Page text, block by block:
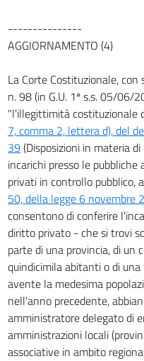
---------------
AGGIORNAMENTO (4)
La Corte Costituzionale,
n. 98 (in G.U. 1ª s.s. 05/06/
"l'illegittimità costituzionale
7, comma 2, lettera d), del
39 (Disposizioni in materia
incarichi presso le
privati in controllo pubblico,
50, della legge 6 novembre
consentono di conferire
diritto privato - che si trovi
parte di una provincia, di un
quindicimila abitanti o di
avente la medesima
nell'anno precedente,
amministratore delegato di
amministrazioni locali
associative in ambito